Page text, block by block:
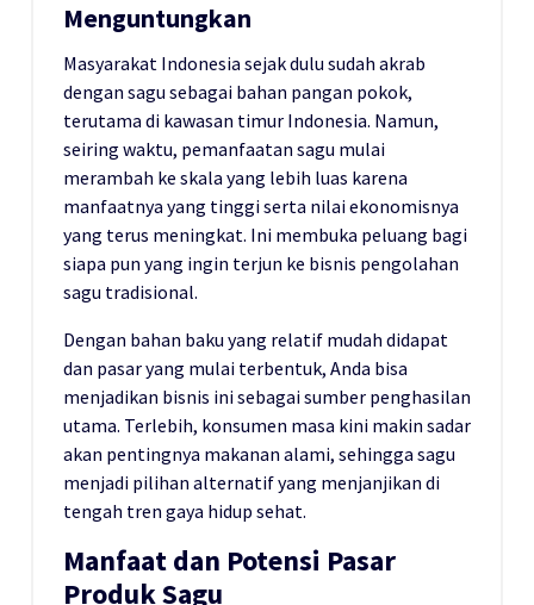
Menguntungkan
Masyarakat Indonesia sejak dulu sudah akrab
dengan sagu sebagai bahan pangan pokok,
terutama di kawasan timur Indonesia. Namun,
seiring waktu, pemanfaatan sagu mulai
merambah ke skala yang lebih luas karena
manfaatnya yang tinggi serta nilai ekonomisnya
yang terus meningkat. Ini membuka peluang bagi
siapa pun yang ingin terjun ke bisnis pengolahan
sagu tradisional.
Dengan bahan baku yang relatif mudah didapat
dan pasar yang mulai terbentuk, Anda bisa
menjadikan bisnis ini sebagai sumber penghasilan
utama. Terlebih, konsumen masa kini makin sadar
akan pentingnya makanan alami, sehingga sagu
menjadi pilihan alternatif yang menjanjikan di
tengah tren gaya hidup sehat.
Manfaat dan Potensi Pasar
Produk Sagu